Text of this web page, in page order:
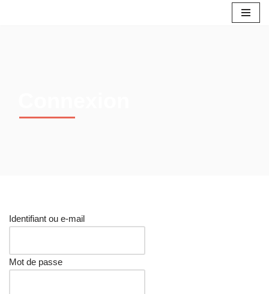
Identifiant ou e-mail
Mot de passe